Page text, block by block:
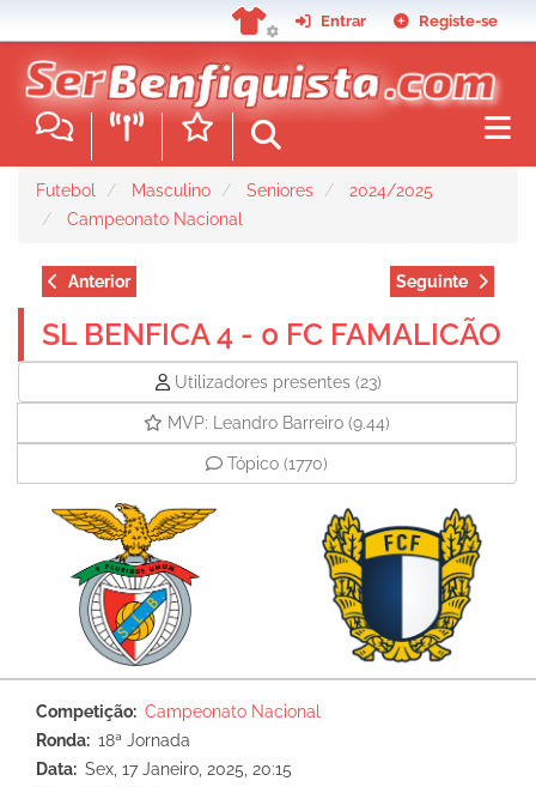
para
conteúdo
principal
Entrar Registe-se
Futebol Masculino Seniores
2024/2025
Campeonato Nacional
Anterior Seguinte
SL BENFICA 4 - 0 FC FAMALICÃO
Utilizadores presentes(23)
MVP: Leandro Barreiro (9.44)
Tópico (1770)
Competição
Campeonato Nacional
Ronda
18ª Jornada
Data
Sex, 17 Janeiro, 2025, 20:15